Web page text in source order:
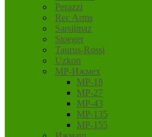
Perazzi
Rec Arms
Sarsilmaz
Stoeger
Taurus-Rossi
Uzkon
MP-Ижмех
MP-18
MP-27
MP-43
MP-135
MP-155